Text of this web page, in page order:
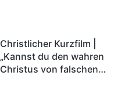
Christlicher Kurzfilm |
„Kannst du den wahren
Christus von falschen